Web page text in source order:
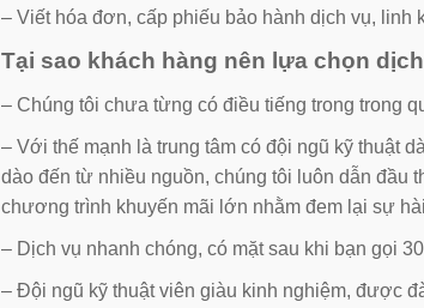
– Viết hóa đơn, cấp phiếu bảo hành dịch vụ, linh
Tại sao khách hàng nên lựa chọn
– Chúng tôi chưa từng có điều tiếng trong trong
– Với thế mạnh là trung tâm có đội ngũ kỹ thuật
dào đến từ nhiều nguồn, chúng tôi luôn dẫn đầu
chương trình khuyến mãi lớn nhằm đem lại sự
– Dịch vụ nhanh chóng, có mặt sau khi bạn gọi
– Đội ngũ kỹ thuật viên giàu kinh nghiệm, được